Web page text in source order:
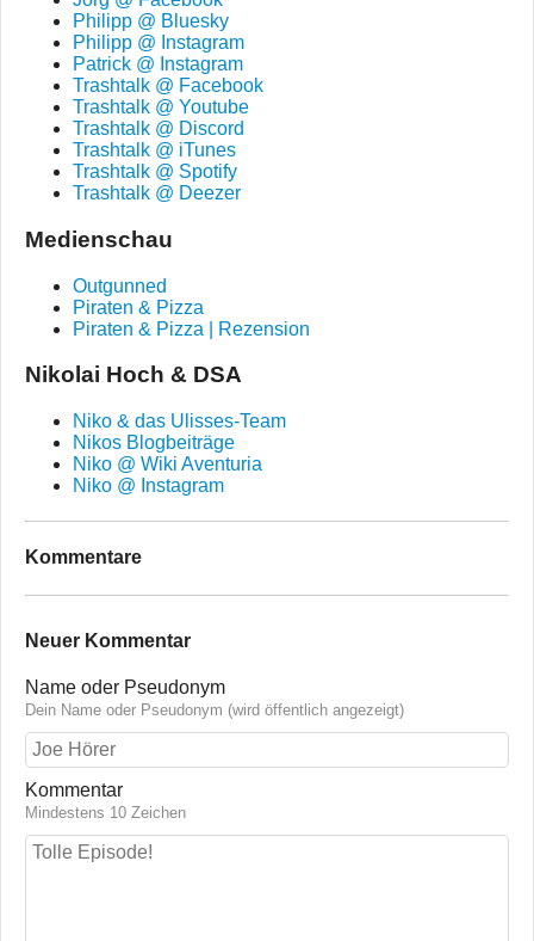
Philipp @ Bluesky
Philipp @ Instagram
Patrick @ Instagram
Trashtalk @ Facebook
Trashtalk @ Youtube
Trashtalk @ Discord
Trashtalk @ iTunes
Trashtalk @ Spotify
Trashtalk @ Deezer
Medienschau
Outgunned
Piraten & Pizza
Piraten & Pizza | Rezension
Nikolai Hoch & DSA
Niko & das Ulisses-Team
Nikos Blogbeiträge
Niko @ Wiki Aventuria
Niko @ Instagram
Kommentare
Neuer Kommentar
Name oder Pseudonym
Dein Name oder Pseudonym (wird öffentlich angezeigt)
Kommentar
Mindestens 10 Zeichen